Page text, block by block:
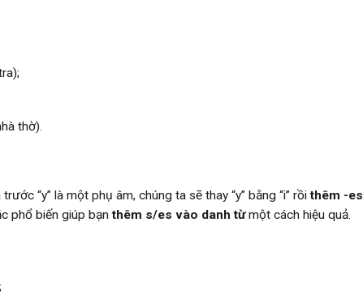
thờ).
“y” là một phụ âm, chúng ta sẽ thay “y” bằng “i” rồithêm -es
phổ biến giúp bạnthêm s/es vào danh từmột cách hiệu quả.